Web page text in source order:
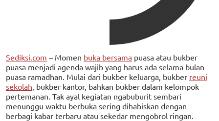
Sediksi.com – Momen buka bersama puasa atau bukber
puasa menjadi agenda wajib yang harus ada selama bulan
puasa ramadhan. Mulai dari bukber keluarga, bukber reuni
sekolah , bukber kantor, bahkan bukber dalam kelompok
pertemanan. Tak ayal kegiatan ngabuburit sembari
menunggu waktu berbuka sering dihabiskan dengan
berbagi kabar terbaru atau sekedar mengobrol ringan.